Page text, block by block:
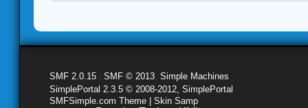
SMF 2.0.15 SMF © 2013 Simple Machines
SimplePortal 2.3.5 © 2008-2012, SimplePortal
SMFSimple.com Theme | Skin Samp